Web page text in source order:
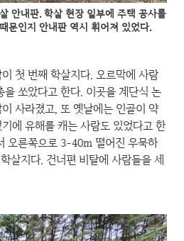
안내판. 학살 현장 일부에 주택 공사를
문인지 안내판 역시 휘어져 있었다.
첫 번째 학살지다. 오르막에 사람
쏘았다고 한다. 이곳을 계단식 논
사라졌고, 또 옛날에는 인골이 약
에 유해를 캐는 사람도 있었다고 한
오른쪽으로 3-40m 떨어진 우묵하
살지다. 건너편 비탈에 사람들을 세